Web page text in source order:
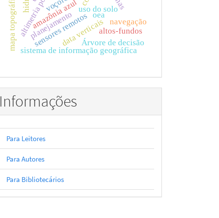
data verticais
amazônia azuluso do solo
sistema de informação geográfica
Árvore de decisão
mapa topográfico sensores remotos altos-fundos
navegação
planejamento oea
Informações
Para Leitores
Para Autores
Para Bibliotecários